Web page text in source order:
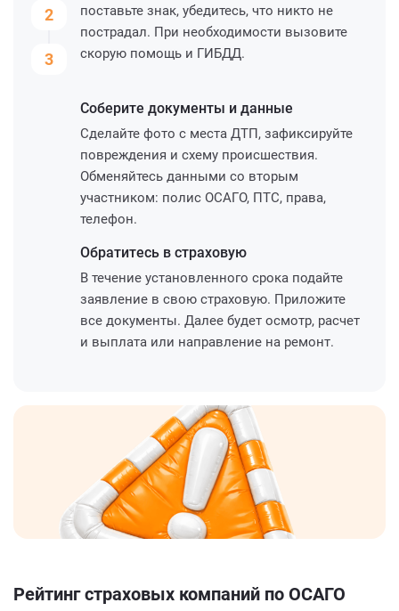
2
3
поставьте знак, убедитесь, что никто не
пострадал. При необходимости вызовите
скорую помощь и ГИБДД.
Соберите документы и данные
Сделайте фото с места ДТП, зафиксируйте
повреждения и схему происшествия.
Обменяйтесь данными со вторым
участником: полис ОСАГО, ПТС, права,
телефон.
Обратитесь в страховую
В течение установленного срока подайте
заявление в свою страховую. Приложите
все документы. Далее будет осмотр, расчет
и выплата или направление на ремонт.
Рейтинг страховых компаний по ОСАГО